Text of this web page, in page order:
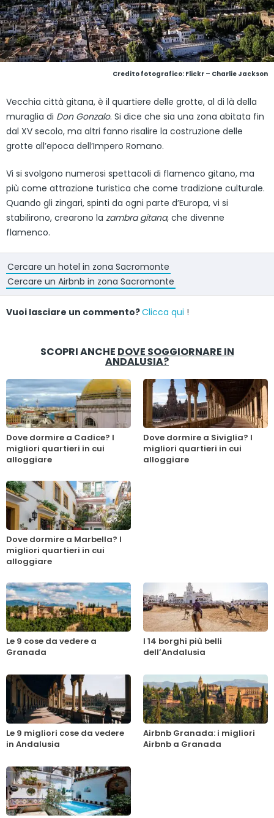
Credito fotografico: Flickr – Charlie Jackson
Vecchia città gitana, è il quartiere delle grotte, al di là della
muraglia di Don Gonzalo. Si dice che sia una zona abitata fin
dal XV secolo, ma altri fanno risalire la costruzione delle
grotte all’epoca dell’Impero Romano.
Vi si svolgono numerosi spettacoli di flamenco gitano, ma
più come attrazione turistica che come tradizione culturale.
Quando gli zingari, spinti da ogni parte d’Europa, vi si
stabilirono, crearono la zambra gitana, che divenne
flamenco.
Cercare un hotel in zona Sacromonte
Cercare un Airbnb in zona Sacromonte
Vuoi lasciare un commento?Clicca qui !
SCOPRI ANCHE DOVE SOGGIORNARE IN
ANDALUSIA?
Dove dormire a Cadice? I
migliori quartieri in cui
alloggiare
Dove dormire a Siviglia? I
migliori quartieri in cui
alloggiare
Dove dormire a Marbella? I
migliori quartieri in cui
alloggiare
Le 9 cose da vedere a
Granada
I 14 borghi più belli
dell’Andalusia
Le 9 migliori cose da vedere
in Andalusia
Airbnb Granada: i migliori
Airbnb a Granada